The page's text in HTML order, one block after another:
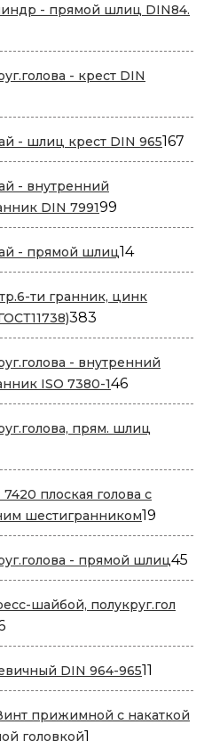
- прямой шлиц DIN84.
- крест DIN
- шлиц крест DIN 965167
- внутренний
DIN 799199
товаров
- прямой шлиц1414
товаров
ти гранник, цинк
383
товара
- внутренний
ISO 7380-14646
товаров
прям. шлиц
плоская голова с
шестигранником19
- прямой шлиц45
шайбой, полукруг.гол
46
товаров
DIN 964-96511
прижимной с накаткой
головкой1